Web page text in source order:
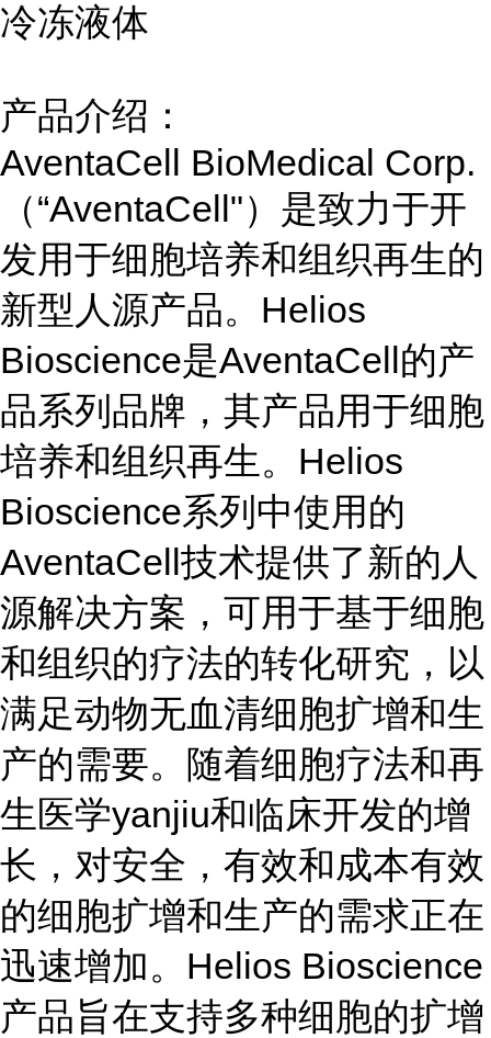
冷冻液体
产品介绍：
AventaCell BioMedical Corp.
（“AventaCell"）是致力于开
发用于细胞培养和组织再生的
新型人源产品。Helios
Bioscience是AventaCell的产
品系列品牌，其产品用于细胞
培养和组织再生。Helios
Bioscience系列中使用的
AventaCell技术提供了新的人
源解决方案，可用于基于细胞
和组织的疗法的转化研究，以
满足动物无血清细胞扩增和生
产的需要。随着细胞疗法和再
生医学yanjiu和临床开发的增
长，对安全，有效和成本有效
的细胞扩增和生产的需求正在
迅速增加。Helios Bioscience
产品旨在支持多种细胞的扩增